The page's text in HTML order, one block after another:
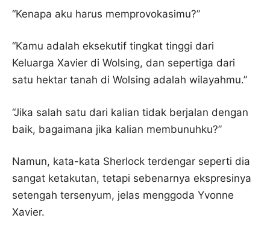
“Kenapa aku harus memprovokasimu?”
“Kamu adalah eksekutif tingkat tinggi dari
Keluarga Xavier di Wolsing, dan sepertiga dari
satu hektar tanah di Wolsing adalah wilayahmu.”
“Jika salah satu dari kalian tidak berjalan dengan
baik, bagaimana jika kalian membunuhku?”
Namun, kata-kata Sherlock terdengar seperti dia
sangat ketakutan, tetapi sebenarnya ekspresinya
setengah tersenyum, jelas menggoda Yvonne
Xavier.